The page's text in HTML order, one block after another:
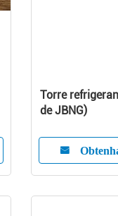
Torre
de JBNG)